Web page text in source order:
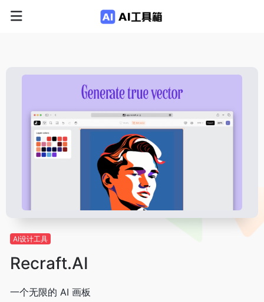
AI设计工具
Recraft.AI
一个无限的 AI 画板